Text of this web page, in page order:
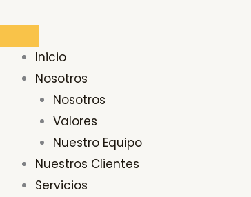
contenido
Inicio
Nosotros
Nosotros
Valores
Nuestro Equipo
Nuestros Clientes
Servicios